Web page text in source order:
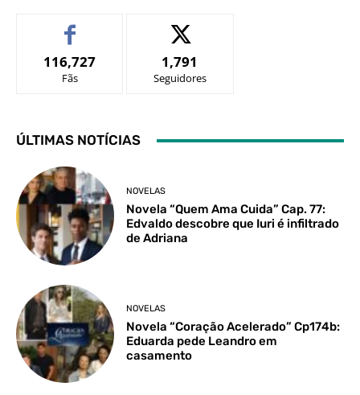
116,727
Fãs
1,791
Seguidores
ÚLTIMAS NOTÍCIAS
NOVELAS
Novela “Quem Ama Cuida” Cap. 77:
Edvaldo descobre que Iuri é infiltrado
de Adriana
NOVELAS
Novela “Coração Acelerado” Cp174b:
Eduarda pede Leandro em
casamento